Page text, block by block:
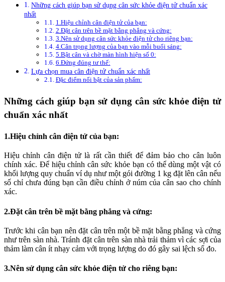
Những cách giúp bạn sử dụng cân sức khỏe điện tử chuẩn xác
nhất
1.Hiệu chỉnh cân điện tử của bạn:
2.Đặt cân trên bề mặt bằng phẳng và cứng:
3.Nên sử dụng cân sức khỏe điện tử cho riêng bạn:
4.Cân trọng lượng của bạn vào mỗi buổi sáng:
5.Bật cân và chờ màn hình hiện số 0:
6.Đứng đúng tư thế:
Lựa chọn mua cân điện tử chuẩn xác nhất
Đặc điểm nổi bật của sản phẩm:
Những cách giúp bạn sử dụng cân sức khỏe điện tử
chuẩn xác nhất
1.Hiệu chỉnh cân điện tử của bạn:
Hiệu chỉnh cân điện tử là rất cần thiết để đảm bảo cho cân luôn
chính xác. Để hiệu chỉnh cân sức khỏe bạn có thể dùng một vật có
khối lượng quy chuẩn ví dụ như một gói đường 1 kg đặt lên cân nếu
số chỉ chưa đúng bạn cần điều chỉnh ở núm của cân sao cho chính
xác.
2.Đặt cân trên bề mặt bằng phẳng và cứng:
Trước khi cân bạn nên đặt cân trên một bề mặt bằng phẳng và cứng
như trên sàn nhà. Tránh đặt cân trên sàn nhà trải thảm vì các sợi của
thảm làm cân ít nhạy cảm với trọng lượng do đó gây sai lệch số đo.
3.Nên sử dụng cân sức khỏe điện tử cho riêng bạn: